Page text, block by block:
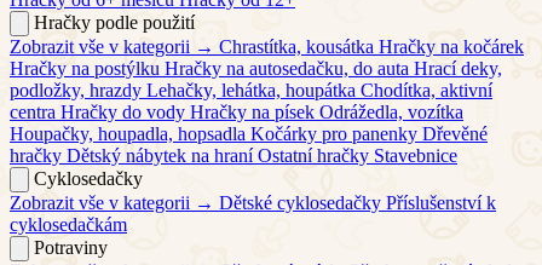
Hračky podle použití
Zobrazit vše v kategorii → Chrastítka, kousátka Hračky na kočárek
Hračky na postýlku Hračky na autosedačku, do auta Hrací deky,
podložky, hrazdy Lehačky, lehátka, houpátka Chodítka, aktivní
centra Hračky do vody Hračky na písek Odrážedla, vozítka
Houpačky, houpadla, hopsadla Kočárky pro panenky Dřevěné
hračky Dětský nábytek na hraní Ostatní hračky Stavebnice
Cyklosedačky
Zobrazit vše v kategorii → Dětské cyklosedačky Příslušenství k
cyklosedačkám
Potraviny